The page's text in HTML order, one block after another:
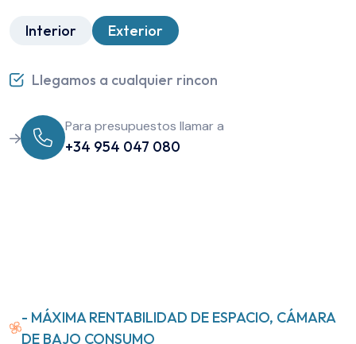
Interior Exterior
Llegamos a cualquier rincon
Para presupuestos llamar a
+34 954 047 080
- MÁXIMA RENTABILIDAD DE ESPACIO, CÁMARA
DE BAJO CONSUMO